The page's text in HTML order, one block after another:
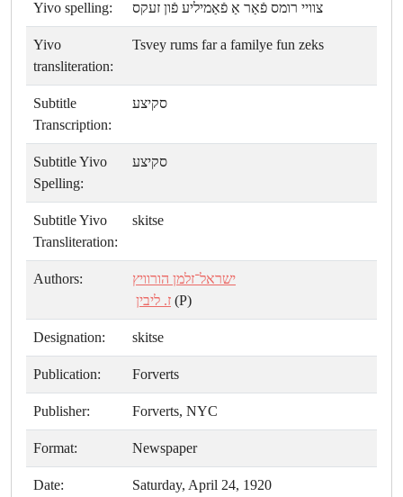
Yivo spelling: צוויי רומס פֿאַר אַ פֿאַמיליע פֿון זעקס
Yivo
transliteration:
Tsvey rums far a familye fun zeks
Subtitle
Transcription:
סקיצע
Subtitle Yivo
Spelling:
סקיצע
Subtitle Yivo
Transliteration:
skitse
Authors:
ישראל־זלמן הורוויץ
ז. ליבין (P)
Designation: skitse
Publication: Forverts
Publisher: Forverts, NYC
Format: Newspaper
Date: Saturday, April 24, 1920